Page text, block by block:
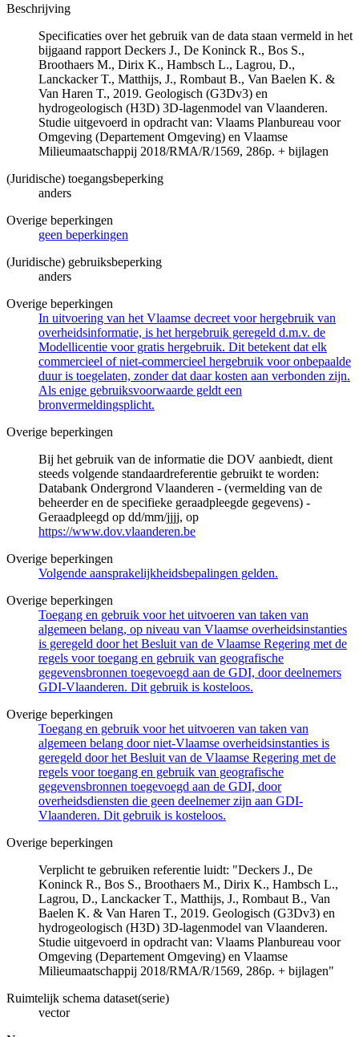
Beschrijving
Specificaties over het gebruik van de data staan vermeld in het
bijgaand rapport Deckers J., De Koninck R., Bos S.,
Broothaers M., Dirix K., Hambsch L., Lagrou, D.,
Lanckacker T., Matthijs, J., Rombaut B., Van Baelen K. &
Van Haren T., 2019. Geologisch (G3Dv3) en
hydrogeologisch (H3D) 3D-lagenmodel van Vlaanderen.
Studie uitgevoerd in opdracht van: Vlaams Planbureau voor
Omgeving (Departement Omgeving) en Vlaamse
Milieumaatschappij 2018/RMA/R/1569, 286p. + bijlagen
(Juridische) toegangsbeperking
anders
Overige beperkingen
geen beperkingen
(Juridische) gebruiksbeperking
anders
Overige beperkingen
In uitvoering van het Vlaamse decreet voor hergebruik van
overheidsinformatie, is het hergebruik geregeld d.m.v. de
Modellicentie voor gratis hergebruik. Dit betekent dat elk
commercieel of niet-commercieel hergebruik voor onbepaalde
duur is toegelaten, zonder dat daar kosten aan verbonden zijn.
Als enige gebruiksvoorwaarde geldt een
bronvermeldingsplicht.
Overige beperkingen
Bij het gebruik van de informatie die DOV aanbiedt, dient
steeds volgende standaardreferentie gebruikt te worden:
Databank Ondergrond Vlaanderen - (vermelding van de
beheerder en de specifieke geraadpleegde gegevens) -
Geraadpleegd op dd/mm/jjjj, op
https://www.dov.vlaanderen.be
Overige beperkingen
Volgende aansprakelijkheidsbepalingen gelden.
Overige beperkingen
Toegang en gebruik voor het uitvoeren van taken van
algemeen belang, op niveau van Vlaamse overheidsinstanties
is geregeld door het Besluit van de Vlaamse Regering met de
regels voor toegang en gebruik van geografische
gegevensbronnen toegevoegd aan de GDI, door deelnemers
GDI-Vlaanderen. Dit gebruik is kosteloos.
Overige beperkingen
Toegang en gebruik voor het uitvoeren van taken van
algemeen belang door niet-Vlaamse overheidsinstanties is
geregeld door het Besluit van de Vlaamse Regering met de
regels voor toegang en gebruik van geografische
gegevensbronnen toegevoegd aan de GDI, door
overheidsdiensten die geen deelnemer zijn aan GDI-
Vlaanderen. Dit gebruik is kosteloos.
Overige beperkingen
Verplicht te gebruiken referentie luidt: "Deckers J., De
Koninck R., Bos S., Broothaers M., Dirix K., Hambsch L.,
Lagrou, D., Lanckacker T., Matthijs, J., Rombaut B., Van
Baelen K. & Van Haren T., 2019. Geologisch (G3Dv3) en
hydrogeologisch (H3D) 3D-lagenmodel van Vlaanderen.
Studie uitgevoerd in opdracht van: Vlaams Planbureau voor
Omgeving (Departement Omgeving) en Vlaamse
Milieumaatschappij 2018/RMA/R/1569, 286p. + bijlagen"
Ruimtelijk schema dataset(serie)
vector